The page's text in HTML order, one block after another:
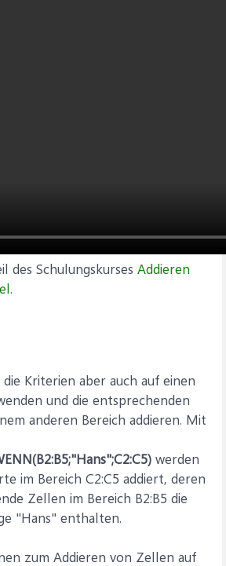
des Schulungskurses Addieren
.
Kriterien aber auch auf einen
und die entsprechenden
anderen Bereich addieren. Mit
werden
im Bereich C2:C5 addiert, deren
Zellen im Bereich B2:B5 die
"Hans" enthalten.
zum Addieren von Zellen auf